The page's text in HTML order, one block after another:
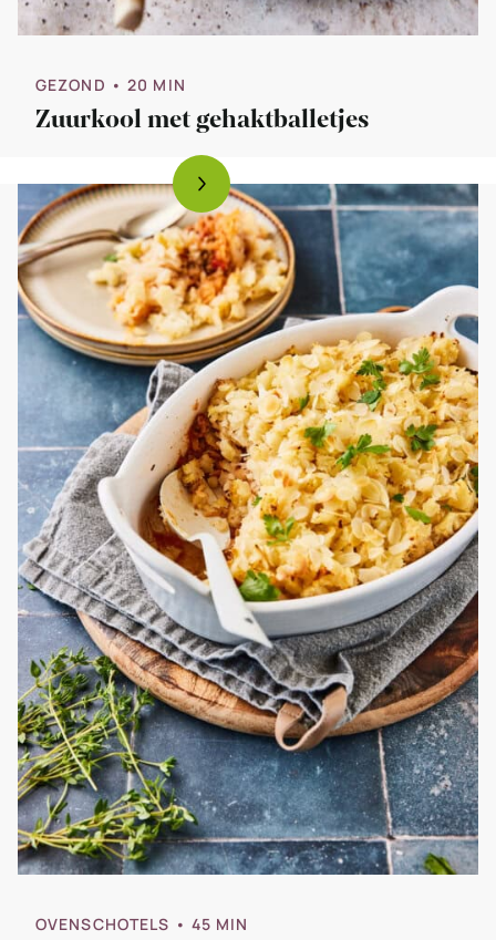
GEZOND • 20 MIN
Zuurkool met gehaktballetjes
OVENSCHOTELS • 45 MIN